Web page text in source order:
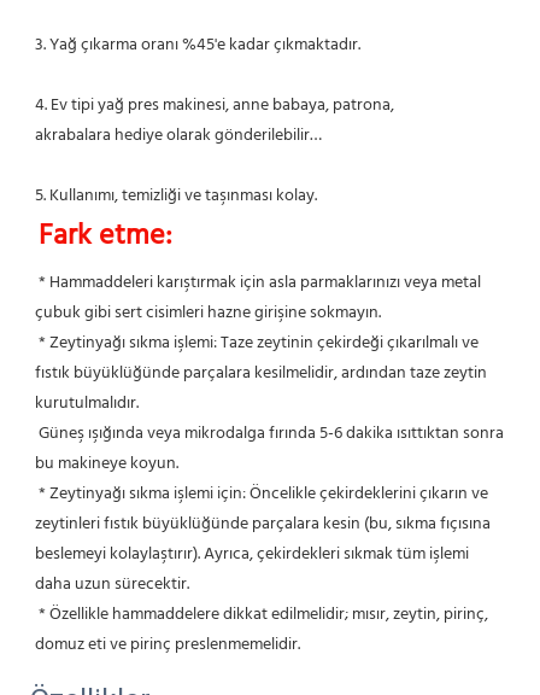
3. Yağ çıkarma oranı %45'e kadar çıkmaktadır.
4. Ev tipi yağ pres makinesi, anne babaya, patrona,
akrabalara hediye olarak gönderilebilir…
5. Kullanımı, temizliği ve taşınması kolay.
Fark etme:
* Hammaddeleri karıştırmak için asla parmaklarınızı veya metal
çubuk gibi sert cisimleri hazne girişine sokmayın.
fıstık büyüklüğünde parçalara kesilmelidir, ardından taze zeytin
kurutulmalıdır.
bu makineye koyun.
zeytinleri fıstık büyüklüğünde parçalara kesin (bu, sıkma fıçısına
beslemeyi kolaylaştırır). Ayrıca, çekirdekleri sıkmak tüm işlemi
daha uzun sürecektir.
domuz eti ve pirinç preslenmemelidir.